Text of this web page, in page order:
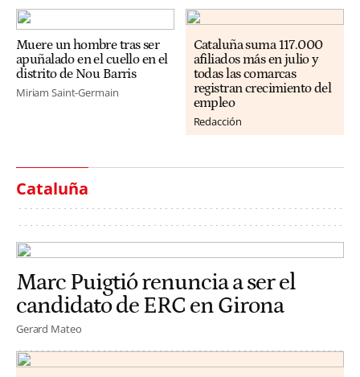
Muere un hombre tras ser
apuñalado en el cuello en el
distrito de Nou Barris
Miriam Saint-Germain
Cataluña suma 117.000
afiliados más en julio y
todas las comarcas
registran crecimiento del
empleo
Redacción
Cataluña
Marc Puigtió renuncia a ser el
candidato de ERC en Girona
Gerard Mateo